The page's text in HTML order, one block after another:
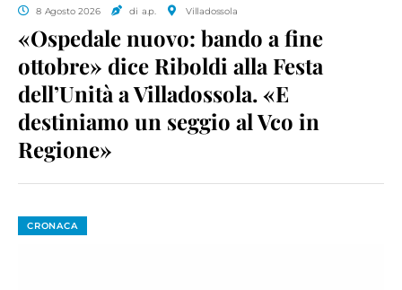
8 Agosto 2026 di a.p. Villadossola
«Ospedale nuovo: bando a fine
ottobre» dice Riboldi alla Festa
dell’Unità a Villadossola. «E
destiniamo un seggio al Vco in
Regione»
CRONACA